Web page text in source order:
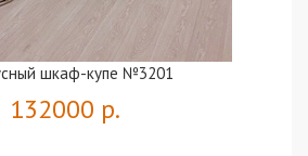
шкаф-купе №3201
132000 р.